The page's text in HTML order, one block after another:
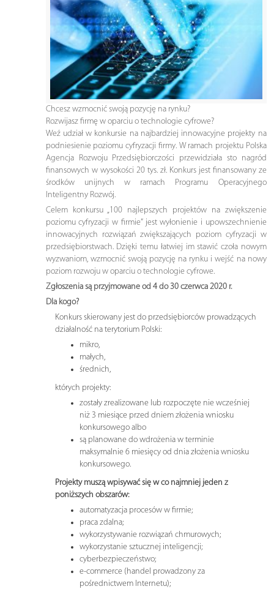
Chcesz wzmocnić swoją pozycję na rynku?
Rozwijasz firmę w oparciu o technologie cyfrowe?
Weź udział w konkursie na najbardziej innowacyjne projekty na
podniesienie poziomu cyfryzacji firmy. W ramach projektu Polska
Agencja Rozwoju Przedsiębiorczości przewidziała sto nagród
finansowych w wysokości 20 tys. zł. Konkurs jest finansowany ze
środków unijnych w ramach Programu Operacyjnego
Inteligentny Rozwój.
Celem konkursu „100 najlepszych projektów na zwiększenie
poziomu cyfryzacji w firmie” jest wyłonienie i upowszechnienie
innowacyjnych rozwiązań zwiększających poziom cyfryzacji w
przedsiębiorstwach. Dzięki temu łatwiej im stawić czoła nowym
wyzwaniom, wzmocnić swoją pozycję na rynku i wejść na nowy
poziom rozwoju w oparciu o technologie cyfrowe.
Zgłoszenia są przyjmowane od 4 do 30 czerwca 2020 r.
Dla kogo?
Konkurs skierowany jest do przedsiębiorców prowadzących
działalność na terytorium Polski:
mikro,
małych,
średnich,
których projekty:
zostały zrealizowane lub rozpoczęte nie wcześniej
niż 3 miesiące przed dniem złożenia wniosku
konkursowego albo
są planowane do wdrożenia w terminie
maksymalnie 6 miesięcy od dnia złożenia wniosku
konkursowego.
Projekty muszą wpisywać się w co najmniej jeden z
poniższych obszarów:
automatyzacja procesów w firmie;
praca zdalna;
wykorzystywanie rozwiązań chmurowych;
wykorzystanie sztucznej inteligencji;
cyberbezpieczeństwo;
e-commerce (handel prowadzony za
pośrednictwem Internetu);